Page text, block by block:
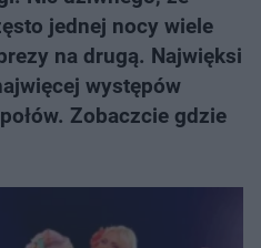
jednej nocy wiele
na drugą. Najwięksi
występów
Zobaczcie gdzie